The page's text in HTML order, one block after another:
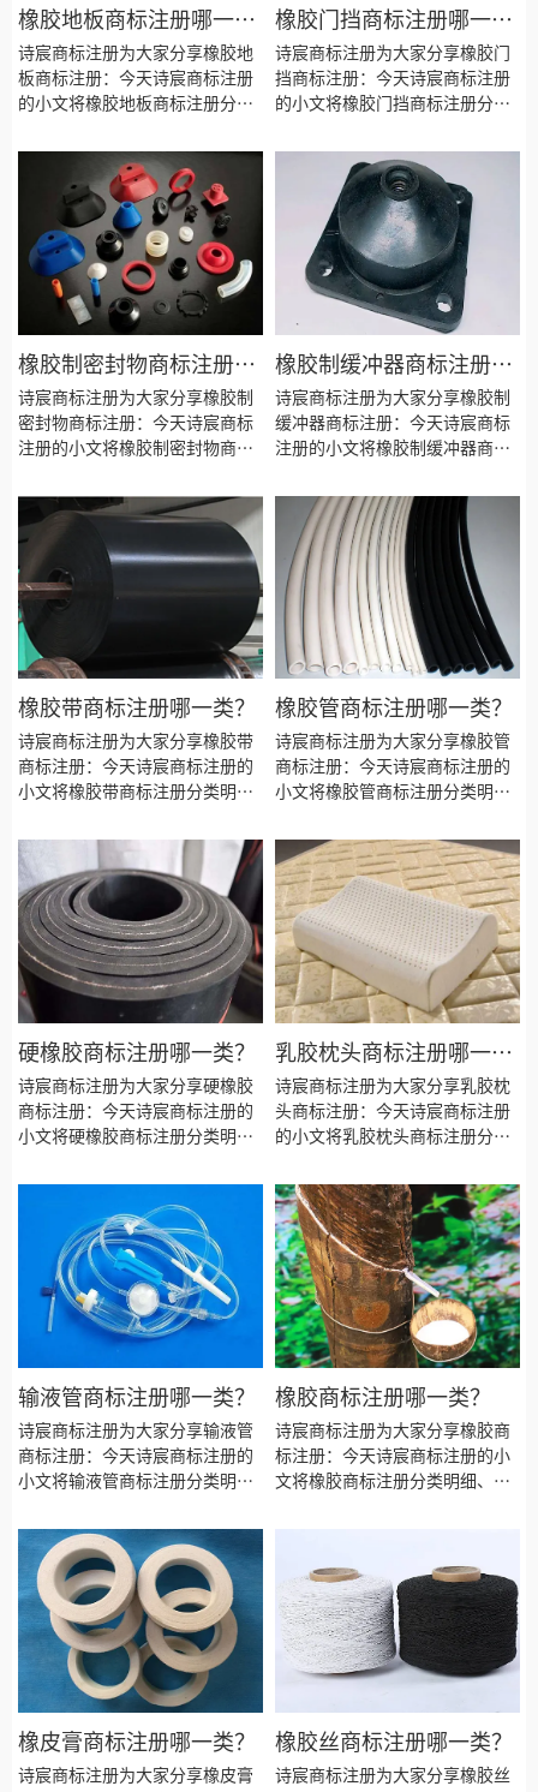
橡胶地板商标注册哪一
类？
诗宸商标注册为大家分享橡胶地
板商标注册：今天诗宸商标注册
的小文将橡胶地板商标注册分类
标注册多久、商标注册资料和商
标注册证书有效期等资料整理出
橡胶门挡商标注册哪一
类？
诗宸商标注册为大家分享橡胶门
挡商标注册：今天诗宸商标注册
的小文将橡胶门挡商标注册分类
标注册多久、商标注册资料和商
标注册证书有效期等资料整理出
橡胶制密封物商标注册哪
一类？
诗宸商标注册为大家分享橡胶制
密封物商标注册：今天诗宸商标
注册的小文将橡胶制密封物商标
费用、商标注册多久、商标注册
资料和商标注册证书有效期等资
料整理出来。
橡胶制缓冲器商标注册哪
一类？
诗宸商标注册为大家分享橡胶制
缓冲器商标注册：今天诗宸商标
注册的小文将橡胶制缓冲器商标
费用、商标注册多久、商标注册
资料和商标注册证书有效期等资
料整理出来。
橡胶带商标注册哪一类？
诗宸商标注册为大家分享橡胶带
商标注册：今天诗宸商标注册的
小文将橡胶带商标注册分类明
注册多久、商标注册资料和商标
注册证书有效期等资料整理出
来。
橡胶管商标注册哪一类？
诗宸商标注册为大家分享橡胶管
商标注册：今天诗宸商标注册的
小文将橡胶管商标注册分类明
注册多久、商标注册资料和商标
注册证书有效期等资料整理出
来。
硬橡胶商标注册哪一类？
诗宸商标注册为大家分享硬橡胶
商标注册：今天诗宸商标注册的
小文将硬橡胶商标注册分类明
注册多久、商标注册资料和商标
注册证书有效期等资料整理出
乳胶枕头商标注册哪一
类？
诗宸商标注册为大家分享乳胶枕
头商标注册：今天诗宸商标注册
的小文将乳胶枕头商标注册分类
标注册多久、商标注册资料和商
标注册证书有效期等资料整理出
来。
输液管商标注册哪一类？
诗宸商标注册为大家分享输液管
商标注册：今天诗宸商标注册的
小文将输液管商标注册分类明
注册多久、商标注册资料和商标
注册证书有效期等资料整理出
来。
橡胶商标注册哪一类？
诗宸商标注册为大家分享橡胶商
标注册：今天诗宸商标注册的小
文将橡胶商标注册分类明细、商
橡皮膏商标注册哪一类？
诗宸商标注册为大家分享橡皮膏
橡胶丝商标注册哪一类？
诗宸商标注册为大家分享橡胶丝